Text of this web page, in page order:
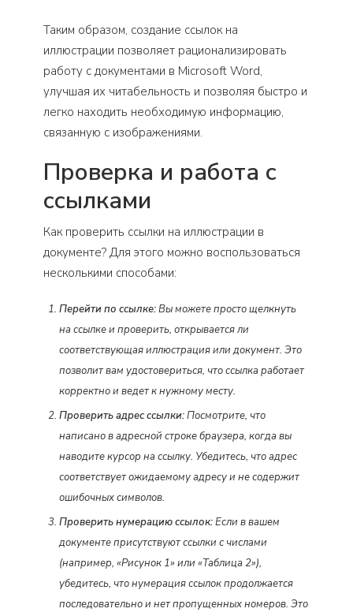
Таким образом, создание ссылок на
иллюстрации позволяет рационализировать
работу с документами в Microsoft Word,
улучшая их читабельность и позволяя быстро и
легко находить необходимую информацию,
связанную с изображениями.
Проверка и работа с
ссылками
Как проверить ссылки на иллюстрации в
документе? Для этого можно воспользоваться
несколькими способами:
Перейти по ссылке:Вы можете просто щелкнуть
на ссылке и проверить, открывается ли
соответствующая иллюстрация или документ. Это
позволит вам удостовериться, что ссылка работает
корректно и ведет к нужному месту.
Проверить адрес ссылки:Посмотрите, что
написано в адресной строке браузера, когда вы
наводите курсор на ссылку. Убедитесь, что адрес
соответствует ожидаемому адресу и не содержит
ошибочных символов.
Проверить нумерацию ссылок:Если в вашем
документе присутствуют ссылки с числами
(например, «Рисунок 1» или «Таблица 2»),
убедитесь, что нумерация ссылок продолжается
последовательно и нет пропущенных номеров. Это